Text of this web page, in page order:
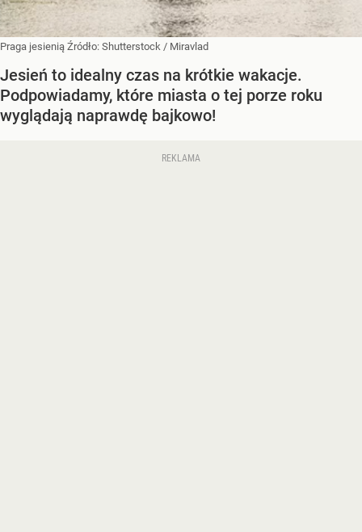
Praga jesienią Źródło: Shutterstock / Miravlad
Jesień to idealny czas na krótkie wakacje.
Podpowiadamy, które miasta o tej porze roku
wyglądają naprawdę bajkowo!